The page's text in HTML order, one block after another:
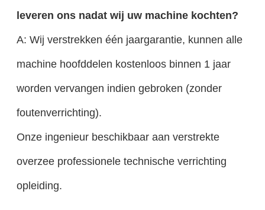
leveren ons nadat wij uw machine kochten?
A: Wij verstrekken één jaargarantie, kunnen alle
machine hoofddelen kostenloos binnen 1 jaar
worden vervangen indien gebroken (zonder
foutenverrichting).
Onze ingenieur beschikbaar aan verstrekte
overzee professionele technische verrichting
opleiding.